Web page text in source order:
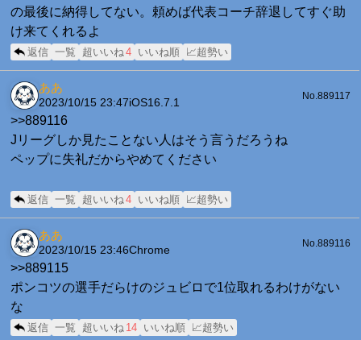
の最後に納得してない。頼めば代表コーチ辞退してすぐ助
け来てくれるよ
返信 一覧 超いいね4 いいね順 📈超勢い
ああ
2023/10/15 23:47iOS16.7.1
No.889117
>>889116
Jリーグしか見たことない人はそう言うだろうね
ペップに失礼だからやめてください
返信 一覧 超いいね4 いいね順 📈超勢い
ああ
2023/10/15 23:46Chrome
No.889116
>>889115
ポンコツの選手だらけのジュビロで1位取れるわけがない
な
返信 一覧 超いいね 14 いいね順 📈超勢い